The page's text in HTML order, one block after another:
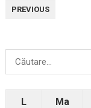
PAGINAȚIE
PREVIOUS
Caută
L Ma